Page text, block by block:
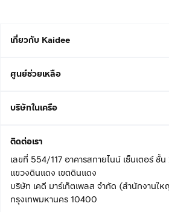
เกี่ยวกับ Kaidee
ศูนย์ช่วยเหลือ
บริษัทในเครือ
ติดต่อเรา
เลขที่ 554/117 อาคารสกายไนน์ เซ็นเตอร์
แขวงดินแดง เขตดินแดง
บริษัท เคดี มาร์เก็ตเพลส จำกัด (สำนักงานใ
กรุงเทพมหานคร 10400